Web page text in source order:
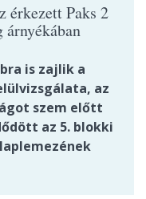
érkezett Paks 2
árnyékában
is zajlik a
az
szem előtt
az 5. blokki